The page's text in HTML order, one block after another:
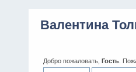
Валентина
Добро пожаловать, Гость .